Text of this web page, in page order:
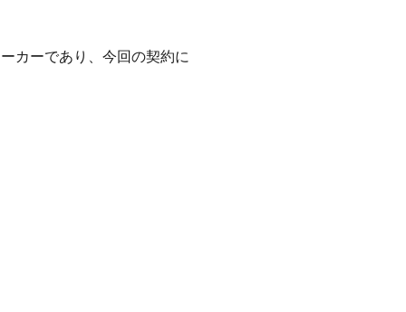
カーであり、今回の契約に